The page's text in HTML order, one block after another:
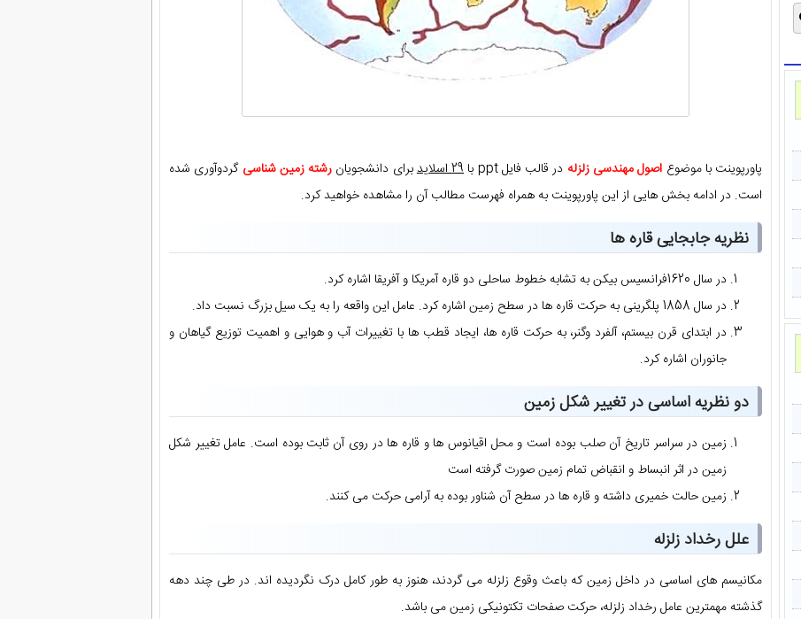
پاورپوینت با موضوع اصول مهندسی زلزله در قالب فایل ppt با 29 اسلاید برای دانشجویان رشته زمین شناسی گردوآوری شده
است. در ادامه بخش هایی از این پاورپوینت به همراه فهرست مطالب آن را مشاهده خواهید کرد.
نظریه جابجایی قاره ها
در سال 1620فرانسیس بیکن به تشابه خطوط ساحلی دو قاره آمریکا و آفریقا اشاره کرد.
در سال 1858 پلگرینی به حرکت قاره ها در سطح زمین اشاره کرد. عامل این واقعه را به یک سیل بزرگ نسبت داد.
در ابتدای قرن بیستم، آلفرد وگنر، به حرکت قاره ها، ایجاد قطب ها با تغییرات آب و هوایی و اهمیت توزیع گیاهان و
جانوران اشاره کرد.
دو نظریه اساسی در تغییر شکل زمین
زمین در سراسر تاریخ آن صلب بوده است و محل اقیانوس ها و قاره ها در روی آن ثابت بوده است. عامل تغییر شکل
زمین در اثر انبساط و انقباض تمام زمین صورت گرفته است
زمین حالت خمیری داشته و قاره ها در سطح آن شناور بوده به آرامی حرکت می کنند.
علل رخداد زلزله
مکانیسم های اساسی در داخل زمین که باعث وقوع زلزله می گردند، هنوز به طور کامل درک نگردیده اند. در طی چند دهه
گذشته مهمترین عامل رخداد زلزله، حرکت صفحات تکتونیکی زمین می باشد.